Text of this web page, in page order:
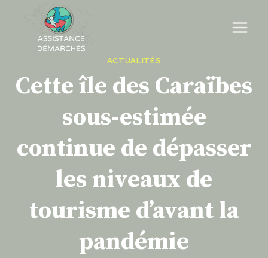
content
ACTUALITÉS
Cette île des Caraïbes
sous-estimée
continue de dépasser
les niveaux de
tourisme d’avant la
pandémie